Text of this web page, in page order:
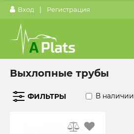
Вход | Регистрация
Выхлопные трубы
ФИЛЬТРЫ В наличии